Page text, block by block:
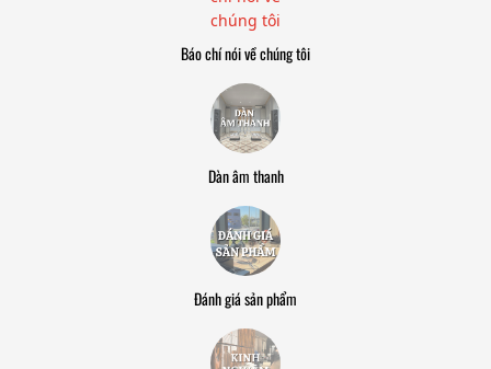
Báo chí nói về chúng tôi
Dàn âm thanh
Đánh giá sản phẩm